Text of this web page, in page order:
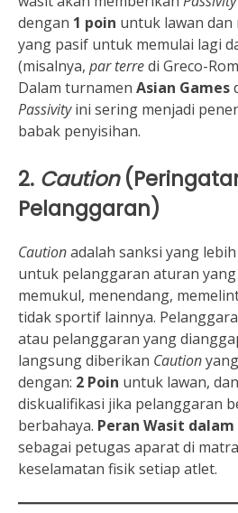
dengan 1 poin untuk lawan dan
yang pasif untuk memulai lagi
(misalnya, par terredi Greco-
Dalam turnamen Asian Games
Passivityini sering menjadi
babak penyisihan.
2. Caution
Pelanggaran)
Cautionadalah sanksi yang
untuk pelanggaran aturan
memukul, menendang,
tidak sportif lainnya.
atau pelanggaran yang
langsung diberikan Caution
dengan: 2 Poin untuk lawan,
diskualifikasi jika pelanggaran
berbahaya. Peran Wasit
sebagai petugas aparat di
keselamatan fisik setiap atlet.